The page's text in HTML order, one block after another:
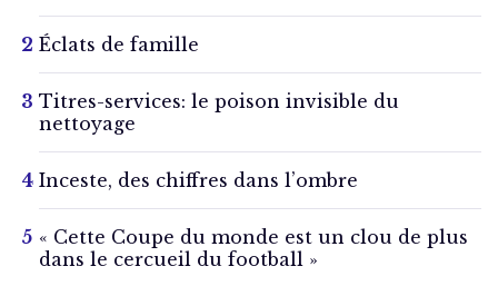
Éclats de famille
Titres-services: le poison invisible du
nettoyage
Inceste, des chiffres dans l’ombre
« Cette Coupe du monde est un clou de plus
dans le cercueil du football »